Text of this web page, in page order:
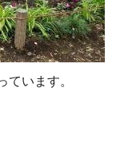
ています。